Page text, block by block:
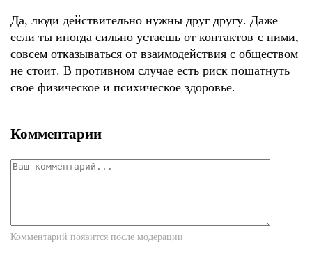
Да, люди действительно нужны друг другу. Даже
если ты иногда сильно устаешь от контактов с ними,
совсем отказываться от взаимодействия с обществом
не стоит. В противном случае есть риск пошатнуть
свое физическое и психическое здоровье.
Комментарии
Комментарий появится после модерации